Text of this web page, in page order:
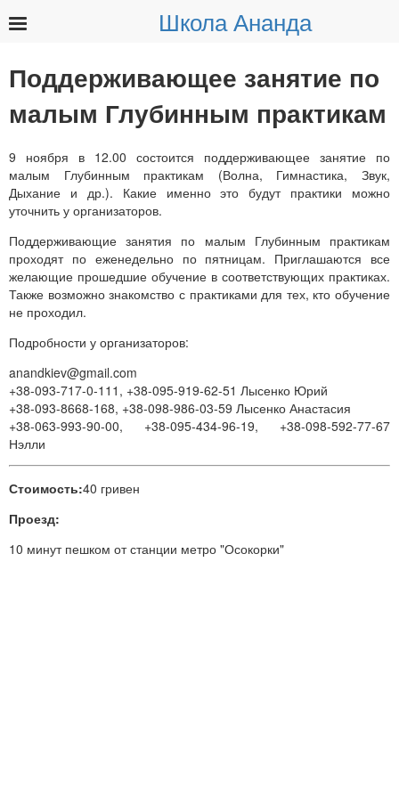
Школа Ананда
Поддерживающее занятие по
малым Глубинным практикам
9 ноября в 12.00 состоится поддерживающее занятие по
малым Глубинным практикам (Волна, Гимнастика, Звук,
Дыхание и др.). Какие именно это будут практики можно
уточнить у организаторов.
Поддерживающие занятия по малым Глубинным практикам
проходят по еженедельно по пятницам. Приглашаются все
желающие прошедшие обучение в соответствующих практиках.
Также возможно знакомство с практиками для тех, кто обучение
не проходил.
Подробности у организаторов:
anandkiev@gmail.com
+38-093-717-0-111, +38-095-919-62-51 Лысенко Юрий
+38-093-8668-168, +38-098-986-03-59 Лысенко Анастасия
+38-063-993-90-00, +38-095-434-96-19, +38-098-592-77-67
Нэлли
Стоимость:40 гривен
Проезд:
10 минут пешком от станции метро "Осокорки"